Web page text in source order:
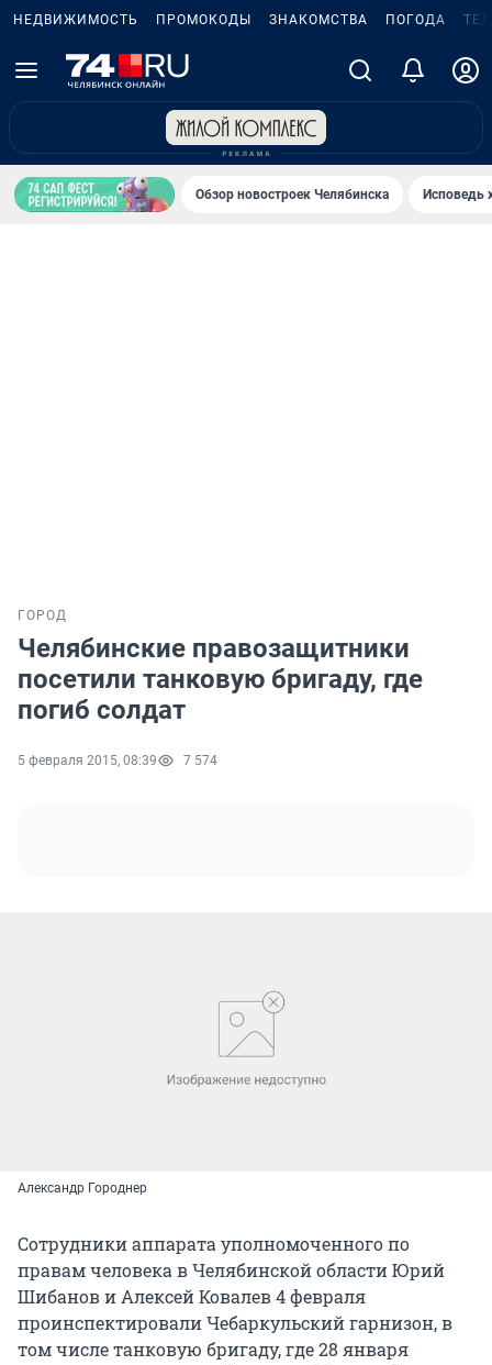
НЕДВИЖИМОСТЬ ПРОМОКОДЫ ЗНАКОМСТВА ПОГОДА
Обзор новостроек Челябинска Исповедь
ГОРОД
Челябинские правозащитники
посетили танковую бригаду, где
погиб солдат
5 февраля 2015, 08:39 7 574
Александр Городнер
Сотрудники аппарата уполномоченного по
правам человека в Челябинской области Юрий
Шибанов и Алексей Ковалев 4 февраля
проинспектировали Чебаркульский гарнизон, в
том числе танковую бригаду, где 28 января